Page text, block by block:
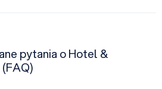
pytania o Hotel &